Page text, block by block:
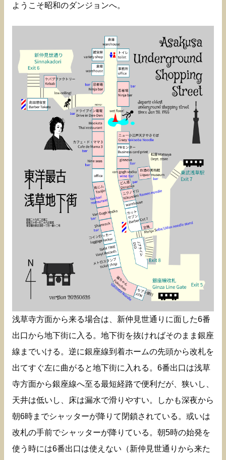
ようこそ昭和のダンジョンへ。
浅草寺方面から来る場合は、新仲見世通りに面した6番
出口から地下街に入る。地下街を抜ければそのまま銀座
線までいける。逆に銀座線到着ホームの先頭から改札を
出てすぐ左に曲がると地下街に入れる。6番出口は浅草
寺方面から銀座線へ至る最短経路で便利だが、狭いし、
天井は低いし、床は漏水で滑りやすい。しかも深夜から
朝6時までシャッターが降りて閉鎖されている。或いは
改札の手前でシャッターが降りている。朝5時の始発を
使う時には6番出口は使えない（新仲見世通りから来た